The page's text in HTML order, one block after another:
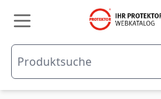
Zum Inhalt springen